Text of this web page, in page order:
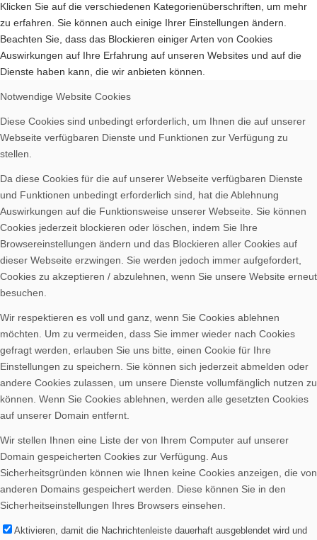
Vereinsheim mieten
Menü
Klicken Sie auf die verschiedenen Kategorienüberschriften, um mehr
zu erfahren. Sie können auch einige Ihrer Einstellungen ändern.
Beachten Sie, dass das Blockieren einiger Arten von Cookies
Auswirkungen auf Ihre Erfahrung auf unseren Websites und auf die
Dienste haben kann, die wir anbieten können.
Notwendige Website Cookies
Diese Cookies sind unbedingt erforderlich, um Ihnen die auf unserer
Webseite verfügbaren Dienste und Funktionen zur Verfügung zu
stellen.
Da diese Cookies für die auf unserer Webseite verfügbaren Dienste
und Funktionen unbedingt erforderlich sind, hat die Ablehnung
Auswirkungen auf die Funktionsweise unserer Webseite. Sie können
Cookies jederzeit blockieren oder löschen, indem Sie Ihre
Browsereinstellungen ändern und das Blockieren aller Cookies auf
dieser Webseite erzwingen. Sie werden jedoch immer aufgefordert,
Cookies zu akzeptieren / abzulehnen, wenn Sie unsere Website erneut
besuchen.
Wir respektieren es voll und ganz, wenn Sie Cookies ablehnen
möchten. Um zu vermeiden, dass Sie immer wieder nach Cookies
gefragt werden, erlauben Sie uns bitte, einen Cookie für Ihre
Einstellungen zu speichern. Sie können sich jederzeit abmelden oder
andere Cookies zulassen, um unsere Dienste vollumfänglich nutzen zu
können. Wenn Sie Cookies ablehnen, werden alle gesetzten Cookies
auf unserer Domain entfernt.
Wir stellen Ihnen eine Liste der von Ihrem Computer auf unserer
Domain gespeicherten Cookies zur Verfügung. Aus
Sicherheitsgründen können wie Ihnen keine Cookies anzeigen, die von
anderen Domains gespeichert werden. Diese können Sie in den
Sicherheitseinstellungen Ihres Browsers einsehen.
Aktivieren, damit die Nachrichtenleiste dauerhaft ausgeblendet wird und